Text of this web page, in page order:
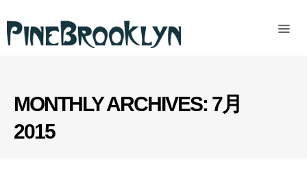
MONTHLY ARCHIVES: 7月
2015
Home
Past
access